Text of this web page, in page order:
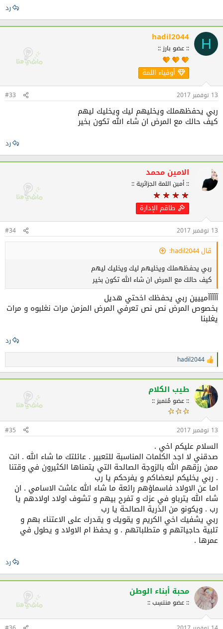
رد
H
hadil2044
:: عضو بارز ::
أوفياء اللمة
13 نوفمبر 2017 #33
ربي يحفظهملك ويخليهم ليك ويخليك ليهم
كيف حالك مع المرض ان شاء الله تكون بخير
رد
الامين محمد
:: أمين اللمة الجزائرية ::
طاقم الإدارة
13 نوفمبر 2017 #34
قال hadil2044:
ربي يحفظهملك ويخليهم ليك ويخليك ليهم
كيف حالك مع المرض ان شاء الله تكون بخير
آآآآآمييين ربي يحفظك اخحتي هديل
بخصوص المرض نص نص تعرفي المرض المزمن مرات نغلبوه و مرات
يغلبنا
رد
ا
ل
ت
ف
ا
ع
ا
ت
:
hadil2044
طيب الكلام
:: عضو مُتميز ::
13 نوفمبر 2017 #35
السلام عليكم اخي .
صدقني لا اجد الكلمات المناسبة للتعبير . عائلتك ما شاء الله . انت
ممن رزقهم الله بالزوجة الصالحة التي يتمناها الكثيرون في وقتنا
. ربي يخليكم لبعضاكم و يفرحكم يا رب
اما عن الاولاد فاسماؤهم رائعة ما شاء الله عاشت الاسامي . ان
شاء الله يترباو في عزك و تفرح بيهم و تشوف اولاد اولادهم يا
رب . ويكونو من الذرية الصالحة يا رب
ربي يشفيك اخي الكريم و يقويك و يقدرك على الاعتناء بهم و
تلبية حاجياتهم و متطلباتهم . و يحفظ ام الاولاد و يطول في
عمرها .
رد
محبة أبناء الوطن
:: عضو منتسِب ::